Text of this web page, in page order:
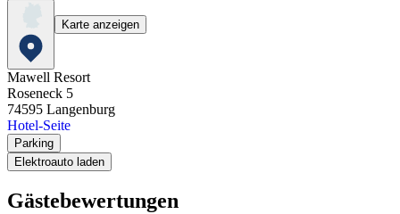
Karte anzeigen
Mawell Resort
Roseneck 5
74595 Langenburg
Hotel-Seite
Parking
Elektroauto laden
Gästebewertungen